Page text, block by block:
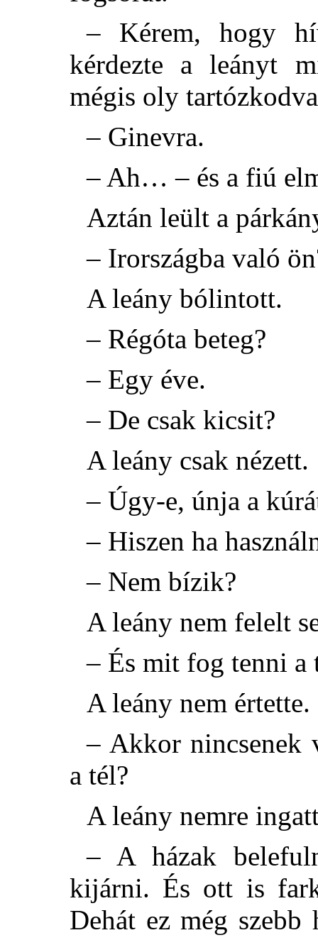
– Kérem, hogy
kérdezte a leányt
mégis oly
– Ginevra.
– Ah… – és a fiú
Aztán leült a
– Irországba való
A leány bólintott.
– Régóta beteg?
– Egy éve.
– De csak kicsit?
A leány csak nézett.
– Úgy-e, únja a
– Hiszen ha
– Nem bízik?
A leány nem felelt
– És mit fog tenni a
A leány nem értette.
– Akkor
a tél?
A leány nemre
– A házak
kijárni. És ott is
Dehát ez még